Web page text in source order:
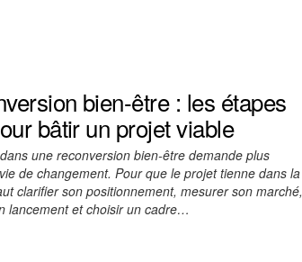
bien-être : les étapes
bâtir un projet viable
une reconversion bien-être demande plus
de changement. Pour que le projet tienne dans la
clarifier son positionnement, mesurer son marché,
lancement et choisir un cadre…